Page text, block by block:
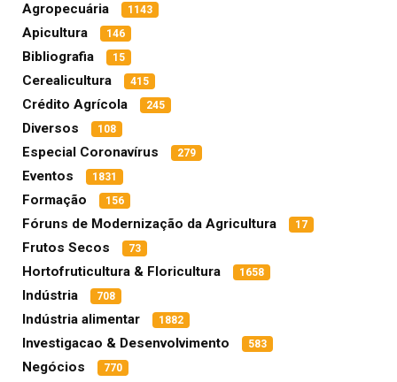
Agropecuária 1143
Apicultura 146
Bibliografia 15
Cerealicultura 415
Crédito Agrícola 245
Diversos 108
Especial Coronavírus 279
Eventos 1831
Formação 156
Fóruns de Modernização da Agricultura 17
Frutos Secos 73
Hortofruticultura & Floricultura 1658
Indústria 708
Indústria alimentar 1882
Investigacao & Desenvolvimento 583
Negócios 770